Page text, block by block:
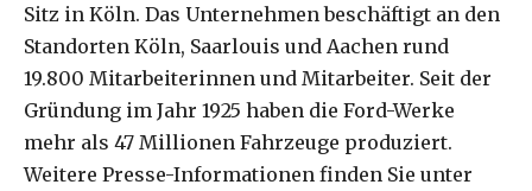
Sitz in Köln. Das Unternehmen beschäftigt an den
Standorten Köln, Saarlouis und Aachen rund
19.800 Mitarbeiterinnen und Mitarbeiter. Seit der
Gründung im Jahr 1925 haben die Ford-Werke
mehr als 47 Millionen Fahrzeuge produziert.
Weitere Presse-Informationen finden Sie unter